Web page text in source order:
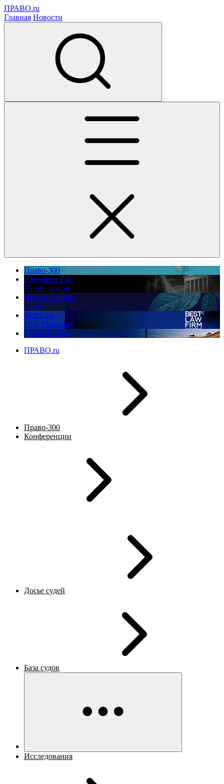
ПРАВО.ru
Главная Новости
Право-300
Юррынок РФ:
35 лет спустя
Экологическое
право
Best Law
Firm Marketing
ПМЮФ 2026
ПРАВО.ru
Право-300
Конференции
Досье судей
База судов
Исследования